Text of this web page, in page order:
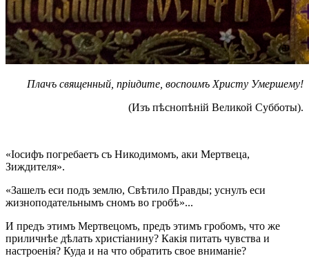
Плачъ священный, пріидите, воспоимъ Христу Умершему!
(Изъ пѣснопѣній Великой Субботы).
«Іосифъ погребаетъ съ Никодимомъ, аки Мертвеца,
Зиждителя».
«Зашелъ еси подъ землю, Свѣтило Правды; уснулъ еси
жизноподательнымъ сномъ во гробѣ»...
И предъ этимъ Мертвецомъ, предъ этимъ гробомъ, что же
приличнѣе дѣлать христіанину? Какія питать чувства и
настроенія? Куда и на что обратить свое вниманіе?